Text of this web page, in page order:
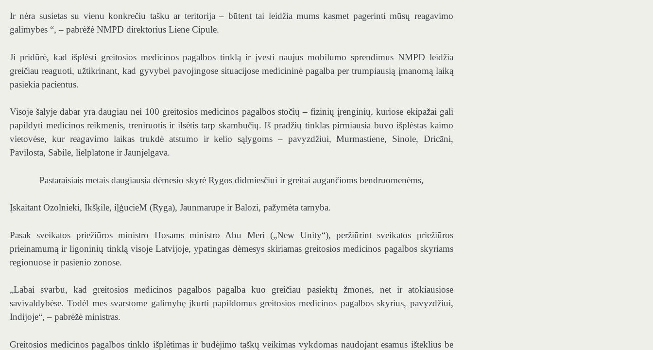
Ir nėra susietas su vienu konkrečiu tašku ar teritorija – būtent tai leidžia mums kasmet pagerinti mūsų reagavimo
galimybes “, – pabrėžė NMPD direktorius Liene Cipule.
Ji pridūrė, kad išplėsti greitosios medicinos pagalbos tinklą ir įvesti naujus mobilumo sprendimus NMPD leidžia
greičiau reaguoti, užtikrinant, kad gyvybei pavojingose ​​situacijose medicininė pagalba per trumpiausią įmanomą laiką
pasiekia pacientus.
Visoje šalyje dabar yra daugiau nei 100 greitosios medicinos pagalbos stočių – fizinių įrenginių, kuriose ekipažai gali
papildyti medicinos reikmenis, treniruotis ir ilsėtis tarp skambučių. Iš pradžių tinklas pirmiausia buvo išplėstas kaimo
vietovėse, kur reagavimo laikas trukdė atstumo ir kelio sąlygoms – pavyzdžiui, Murmastiene, Sinole, Dricāni,
Pāvilosta, Sabile, lielplatone ir Jaunjelgava.
Pastaraisiais metais daugiausia dėmesio skyrė Rygos didmiesčiui ir greitai augančioms bendruomenėms,
Įskaitant Ozolnieki, Ikšķile, iļģucieM (Ryga), Jaunmarupe ir Balozi, pažymėta tarnyba.
Pasak sveikatos priežiūros ministro Hosams ministro Abu Meri („New Unity“), peržiūrint sveikatos priežiūros
prieinamumą ir ligoninių tinklą visoje Latvijoje, ypatingas dėmesys skiriamas greitosios medicinos pagalbos skyriams
regionuose ir pasienio zonose.
„Labai svarbu, kad greitosios medicinos pagalbos pagalba kuo greičiau pasiektų žmones, net ir atokiausiose
savivaldybėse. Todėl mes svarstome galimybę įkurti papildomus greitosios medicinos pagalbos skyrius, pavyzdžiui,
Indijoje“, – pabrėžė ministras.
Greitosios medicinos pagalbos tinklo išplėtimas ir budėjimo taškų veikimas vykdomas naudojant esamus išteklius be